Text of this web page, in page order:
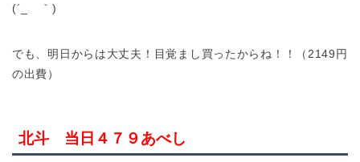
(´_ゝ｀)
でも、明日からは大丈夫！目覚まし買ったからね！！（2149円
の出費）
北斗 当日４７９あべし